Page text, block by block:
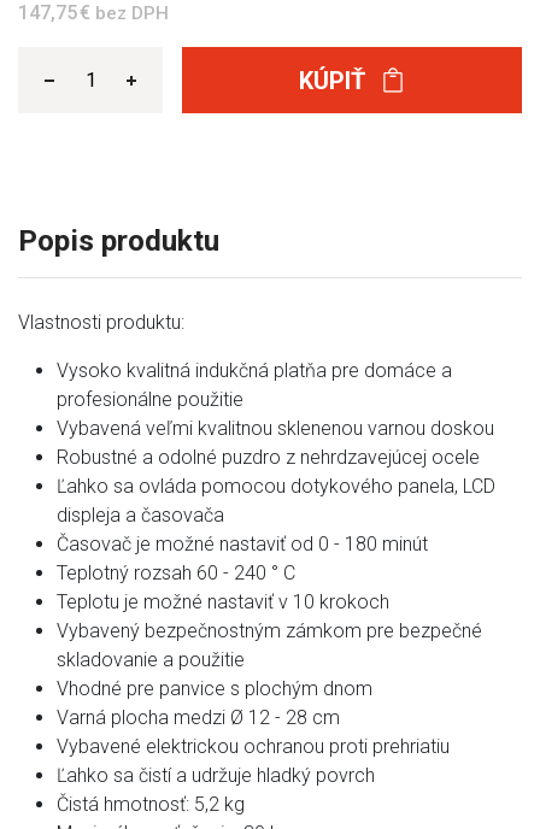
147,75 € bez DPH
KÚPIŤ
Popis produktu
Vlastnosti produktu:
Vysoko kvalitná indukčná platňa pre domáce a
profesionálne použitie
Vybavená veľmi kvalitnou sklenenou varnou doskou
Robustné a odolné puzdro z nehrdzavejúcej ocele
Ľahko sa ovláda pomocou dotykového panela, LCD
displeja a časovača
Časovač je možné nastaviť od 0 - 180 minút
Teplotný rozsah 60 - 240 ° C
Teplotu je možné nastaviť v 10 krokoch
Vybavený bezpečnostným zámkom pre bezpečné
skladovanie a použitie
Vhodné pre panvice s plochým dnom
Varná plocha medzi Ø 12 - 28 cm
Vybavené elektrickou ochranou proti prehriatiu
Ľahko sa čistí a udržuje hladký povrch
Čistá hmotnosť: 5,2 kg